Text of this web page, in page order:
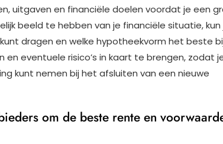
uitgaven en financiële doelen voordat je een
beeld te hebben van je financiële situatie, kun
dragen en welke hypotheekvorm het beste
eventuele risico’s in kaart te brengen, zodat
kunt nemen bij het afsluiten van een nieuwe
om de beste rente en